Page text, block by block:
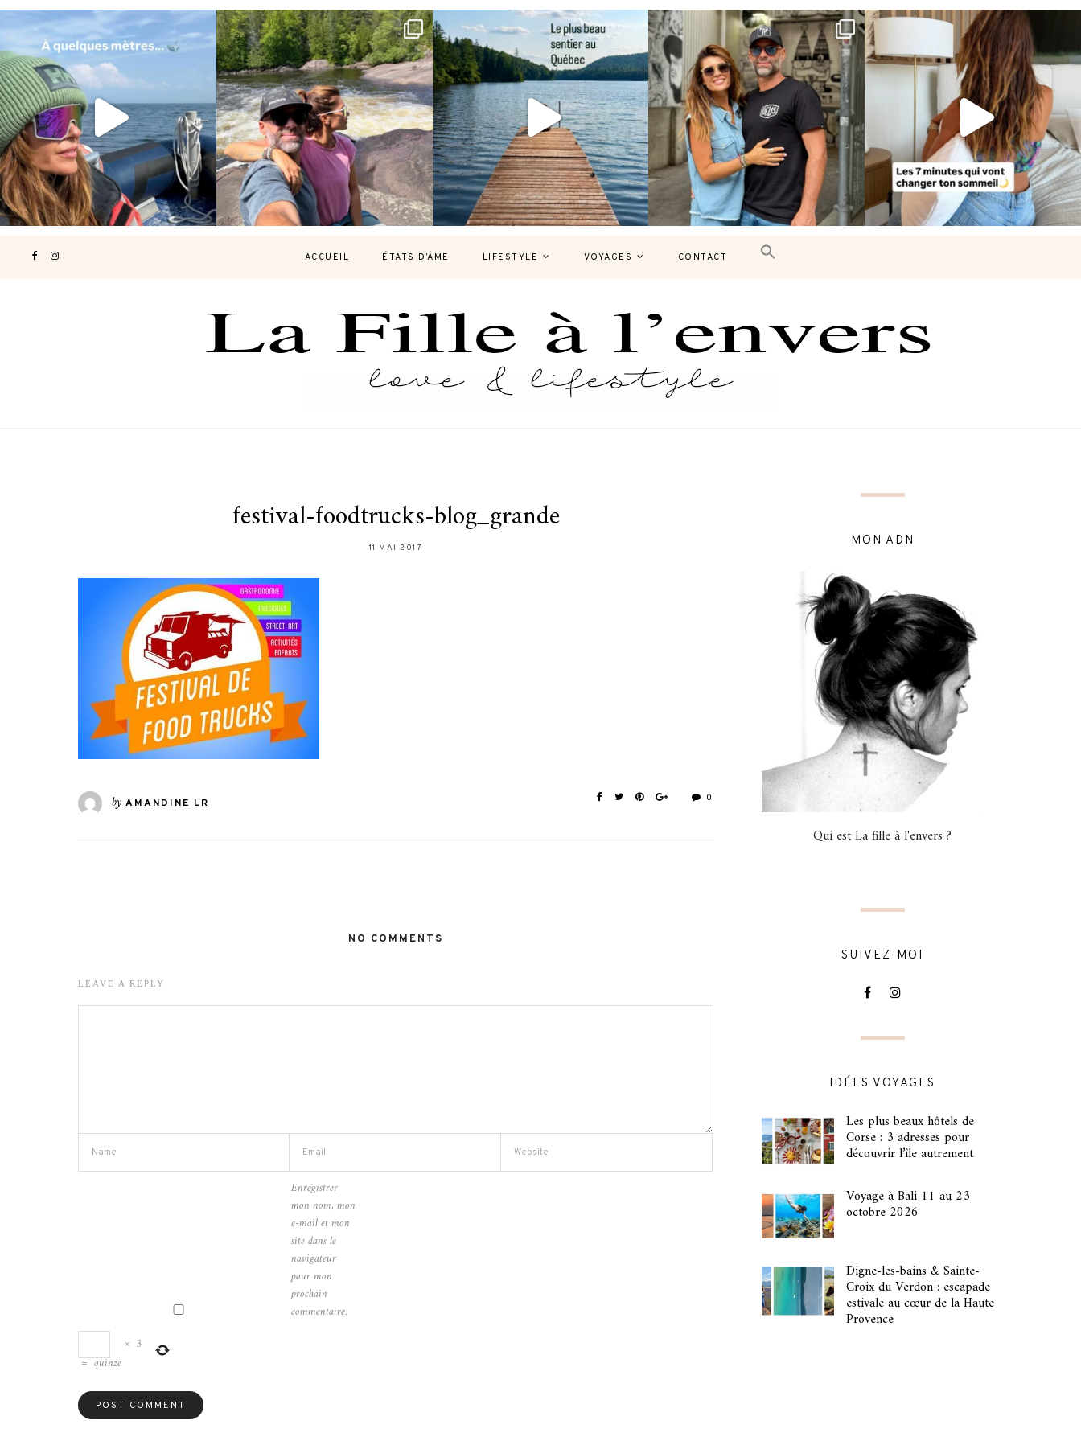
Voir une baleine en photo, c’est
impressionnant 🐋...
199
Les Laurentides, le Québec version
nature.
...
311 47
Et si je te disais qu’il existe un sentier où
127 37
Montréal, une très belle surprise 🇨🇦
J’ai...
444
Le sommeil est essentiel à notre bien-
être… et...
102 14
ACCUEIL ÉTATS D’ÂME LIFESTYLE VOYAGES CONTACT
festival-foodtrucks-blog_grande
11 MAI 2017
by AMANDINE LR 0
NO COMMENTS
LEAVE A REPLY
Enregistrer
mon nom, mon
e-mail et mon
site dans le
navigateur
pour mon
prochain
commentaire.
× 3
=quinze
MON ADN
Qui est La fille à l'envers ?
SUIVEZ-MOI
IDÉES VOYAGES
Les plus beaux hôtels de
Corse : 3 adresses pour
découvrir l’île autrement
Voyage à Bali 11 au 23
octobre 2026
Digne-les-bains & Sainte-
Croix du Verdon : escapade
estivale au cœur de la Haute
Provence